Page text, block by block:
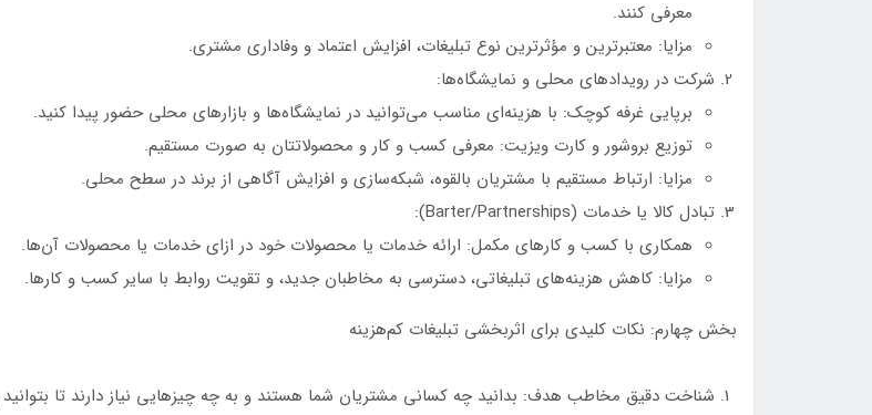
معرفی کنند.
مزایا: معتبرترین و مؤثرترین نوع تبلیغات، افزایش اعتماد و وفاداری مشتری.
شرکت در رویدادهای محلی و نمایشگاه‌ها:
برپایی غرفه کوچک: با هزینه‌ای مناسب می‌توانید در نمایشگاه‌ها و بازارهای محلی حضور پیدا کنید.
توزیع بروشور و کارت ویزیت: معرفی کسب و کار و محصولاتتان به صورت مستقیم.
مزایا: ارتباط مستقیم با مشتریان بالقوه، شبکه‌سازی و افزایش آگاهی از برند در سطح محلی.
تبادل کالا یا خدمات (Barter/Partnerships):
همکاری با کسب و کارهای مکمل: ارائه خدمات یا محصولات خود در ازای خدمات یا محصولات آن‌ها.
مزایا: کاهش هزینه‌های تبلیغاتی، دسترسی به مخاطبان جدید، و تقویت روابط با سایر کسب و کارها.
بخش چهارم: نکات کلیدی برای اثربخشی تبلیغات کم‌هزینه
شناخت دقیق مخاطب هدف: بدانید چه کسانی مشتریان شما هستند و به چه چیزهایی نیاز دارند تا بتوانید